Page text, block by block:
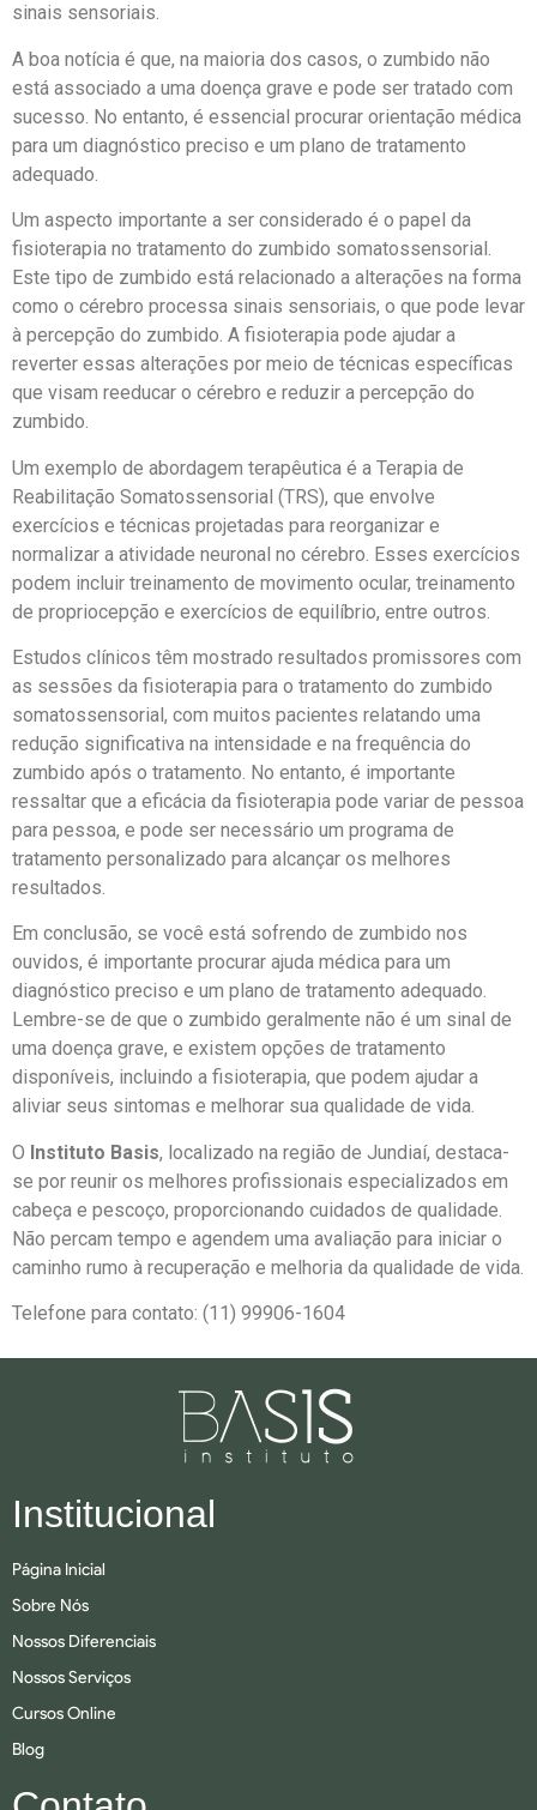
sinais sensoriais.
A boa notícia é que, na maioria dos casos, o zumbido não
está associado a uma doença grave e pode ser tratado com
sucesso. No entanto, é essencial procurar orientação médica
para um diagnóstico preciso e um plano de tratamento
adequado.
Um aspecto importante a ser considerado é o papel da
fisioterapia no tratamento do zumbido somatossensorial.
Este tipo de zumbido está relacionado a alterações na forma
como o cérebro processa sinais sensoriais, o que pode levar
à percepção do zumbido. A fisioterapia pode ajudar a
reverter essas alterações por meio de técnicas específicas
que visam reeducar o cérebro e reduzir a percepção do
zumbido.
Um exemplo de abordagem terapêutica é a Terapia de
Reabilitação Somatossensorial (TRS), que envolve
exercícios e técnicas projetadas para reorganizar e
normalizar a atividade neuronal no cérebro. Esses exercícios
podem incluir treinamento de movimento ocular, treinamento
de propriocepção e exercícios de equilíbrio, entre outros.
Estudos clínicos têm mostrado resultados promissores com
as sessões da fisioterapia para o tratamento do zumbido
somatossensorial, com muitos pacientes relatando uma
redução significativa na intensidade e na frequência do
zumbido após o tratamento. No entanto, é importante
ressaltar que a eficácia da fisioterapia pode variar de pessoa
para pessoa, e pode ser necessário um programa de
tratamento personalizado para alcançar os melhores
resultados.
Em conclusão, se você está sofrendo de zumbido nos
ouvidos, é importante procurar ajuda médica para um
diagnóstico preciso e um plano de tratamento adequado.
Lembre-se de que o zumbido geralmente não é um sinal de
uma doença grave, e existem opções de tratamento
disponíveis, incluindo a fisioterapia, que podem ajudar a
aliviar seus sintomas e melhorar sua qualidade de vida.
O Instituto Basis, localizado na região de Jundiaí, destaca-
se por reunir os melhores profissionais especializados em
cabeça e pescoço, proporcionando cuidados de qualidade.
Não percam tempo e agendem uma avaliação para iniciar o
caminho rumo à recuperação e melhoria da qualidade de vida.
Telefone para contato: (11) 99906-1604
Institucional
Página Inicial
Sobre Nós
Nossos Diferenciais
Nossos Serviços
Cursos Online
Blog